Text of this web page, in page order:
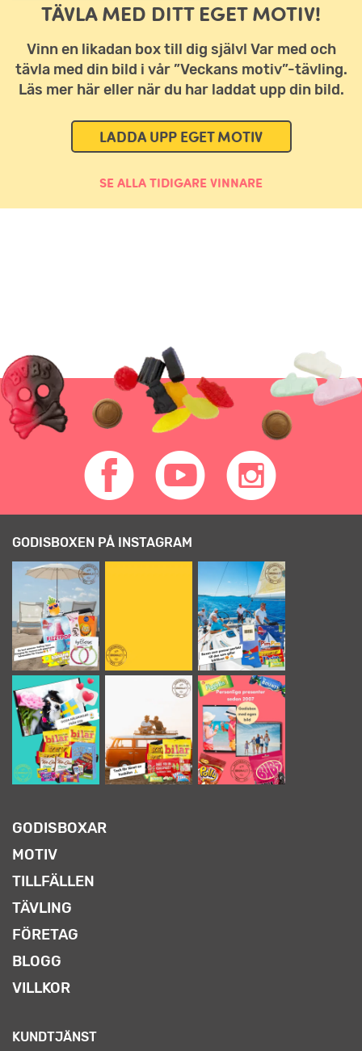
TÄVLA MED DITT EGET MOTIV!
Vinn en likadan box till dig själv! Var med och
tävla med din bild i vår ”Veckans motiv”-tävling.
Läs mer här eller när du har laddat upp din bild.
LADDA UPP EGET MOTIV
SE ALLA TIDIGARE VINNARE
GODISBOXEN PÅ INSTAGRAM
GODISBOXAR
MOTIV
TILLFÄLLEN
TÄVLING
FÖRETAG
BLOGG
VILLKOR
KUNDTJÄNST